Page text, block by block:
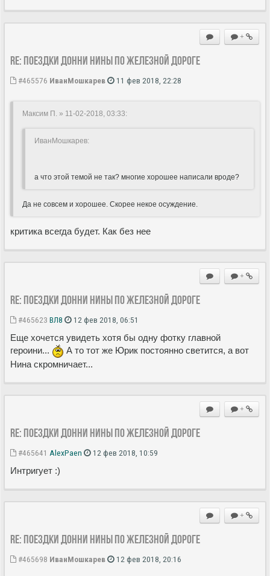
+
Re: Поездки Донни Нины по железной дороге
#465576 ИванМошкарев 11 фев 2018, 22:28
Максим П. » 11-02-2018, 03:33:
ИванМошкарев:
а что этой темой не так? многие хорошее написали вроде?
Да не совсем и хорошее. Скорее некое осуждение.
критика всегда будет. Как без нее
+
Re: Поездки Донни Нины по железной дороге
#465623 ВЛ8 12 фев 2018, 06:51
Еще хочется увидеть хотя бы одну фотку главной
героини...
А то тот же Юрик постоянно светится, а вот
Нина скромничает...
+
Re: Поездки Донни Нины по железной дороге
#465641 AlexPaen 12 фев 2018, 10:59
Интригует :)
+
Re: Поездки Донни Нины по железной дороге
#465698 ИванМошкарев 12 фев 2018, 20:16